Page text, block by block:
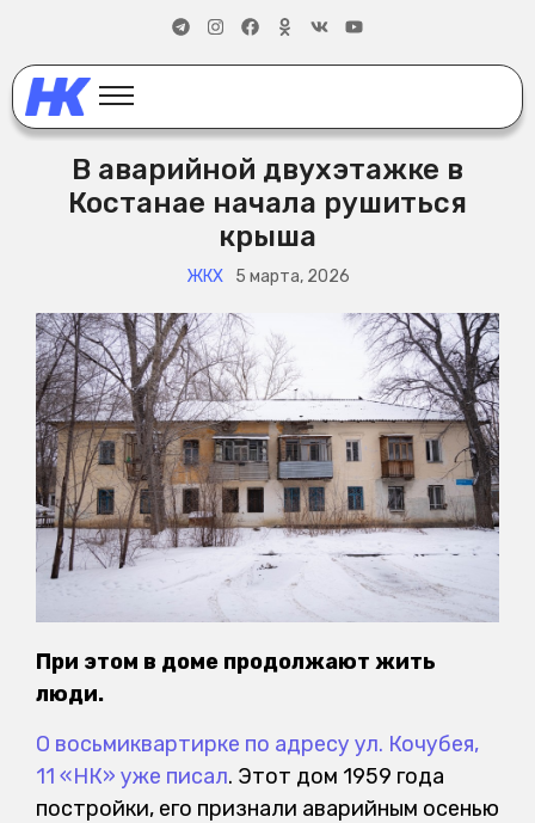
В аварийной двухэтажке в
Костанае начала рушиться
крыша
ЖКХ 5 марта, 2026
При этом в доме продолжают жить
люди.
О восьмиквартирке по адресу ул. Кочубея,
11 «НК» уже писал. Этот дом 1959 года
постройки, его признали аварийным осенью